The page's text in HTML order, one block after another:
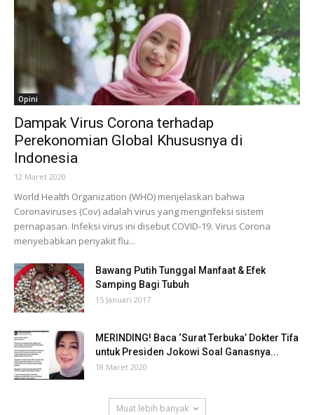
Opini
Dampak Virus Corona terhadap
Perekonomian Global Khususnya di
Indonesia
12 Maret 2020
World Health Organization (WHO) menjelaskan bahwa
Coronaviruses (Cov) adalah virus yang menginfeksi sistem
pernapasan. Infeksi virus ini disebut COVID-19. Virus Corona
menyebabkan penyakit flu...
Bawang Putih Tunggal Manfaat & Efek
Samping Bagi Tubuh
15 Januari 2017
MERINDING! Baca ‘Surat Terbuka’ Dokter Tifa
untuk Presiden Jokowi Soal Ganasnya...
18 Maret 2020
Muat lebih banyak